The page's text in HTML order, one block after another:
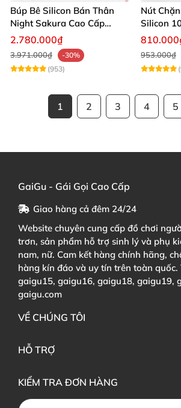
Búp Bê Silicon Bán Thân
Night Sakura Cao Cấp
Rung Đa Chức Năng
2.780.000₫
3.971.000₫
-30%
(953)
Nút
Silicon
Cấp
953.000₫
1 2 3 4 5
GaiGu - Gái Gọi Cao Cấp
Giao hàng cả đêm 24/24
Website chuyên cung cấp đồ chơi
trơn, sản phẩm hỗ trợ sinh lý và phụ
nam, nữ. Cam kết hàng chính hãng,
hàng kín đáo và uy tín trên toàn quốc.
gaigu15, gaigu16, gaigu18, gaigu19,
gaigu.com
VỀ CHÚNG TÔI
HỖ TRỢ
KIỂM TRA ĐƠN HÀNG